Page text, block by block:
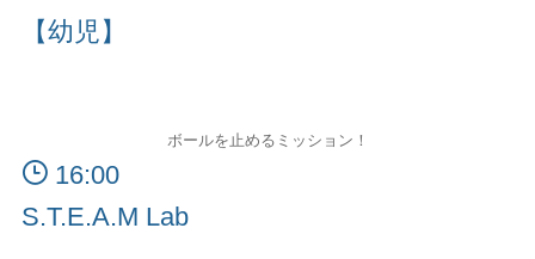
【幼児】
ボールを止めるミッション！
16:00
S.T.E.A.M Lab